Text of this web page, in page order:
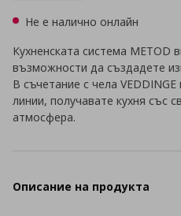
Не е налично онлайн
Кухненската система METOD
възможности да създадете
В съчетание с чела
линии, получавате кухня със
атмосфера.
Описание на продукта